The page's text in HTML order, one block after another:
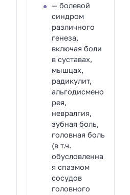
— болевой
синдром
различного
генеза,
включая боли
в суставах,
мышцах,
радикулит,
альгодисмено
рея,
невралгия,
зубная боль,
головная боль
(в т.ч.
обусловленна
я спазмом
сосудов
головного